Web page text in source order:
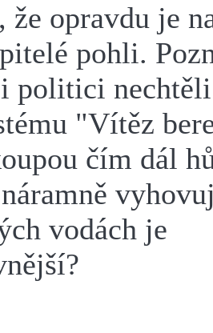
opravdu je
pohli.
politici
"Vítěz
čím dál
vodách je